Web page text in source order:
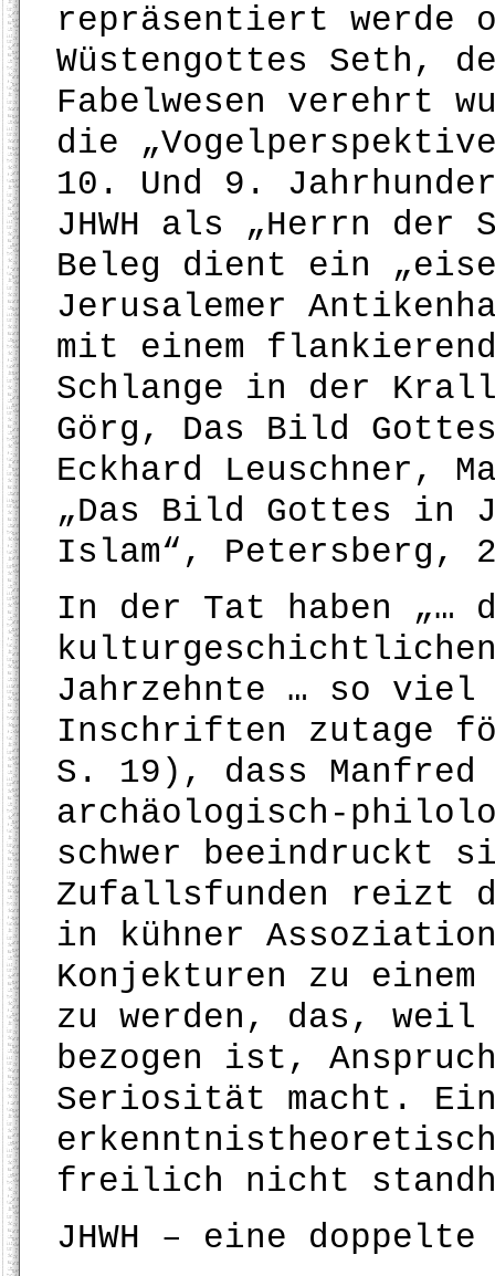
repräsentiert werde
Wüstengottes Seth,
Fabelwesen verehrt
die
10. Und 9.
JHWH als „Herrn
Beleg dient ein
Jerusalemer
mit einem
Schlange in der
Görg, Das Bild
Eckhard Leuschner,
„Das Bild Gottes in
Islam“, Petersberg,
In der Tat haben „…
Jahrzehnte … so viel
Inschriften zutage
S. 19), dass Manfred
archäologisch-
schwer beeindruckt
Zufallsfunden reizt
in kühner
Konjekturen zu
zu werden, das,
bezogen ist,
Seriosität macht.
freilich nicht
JHWH – eine